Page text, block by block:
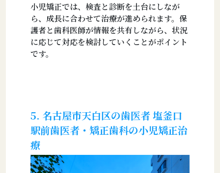
小児矯正では、検査と診断を土台にしなが
ら、成長に合わせて治療が進められます。保
護者と歯科医師が情報を共有しながら、状況
に応じて対応を検討していくことがポイント
です。
5. 名古屋市天白区の歯医者 塩釜口
駅前歯医者・矯正歯科の小児矯正治
療